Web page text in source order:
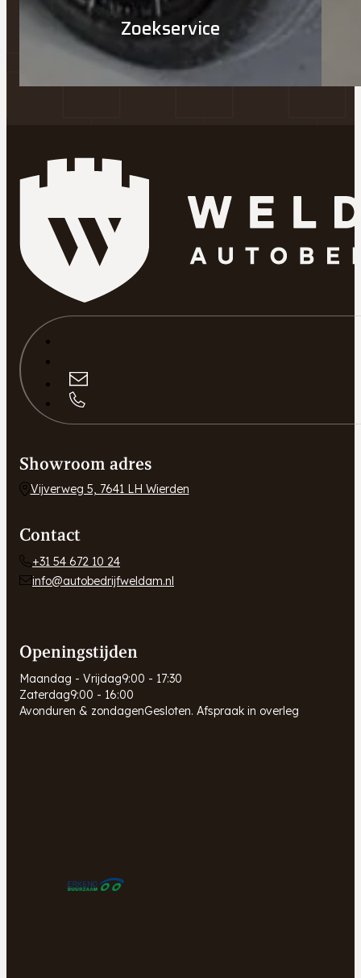
Zoekservice
Showroom adres
Vijverweg 5, 7641 LH Wierden
Contact
+31 54 672 10 24
info@autobedrijfweldam.nl
Openingstijden
Maandag - Vrijdag9:00 - 17:30
Zaterdag9:00 - 16:00
Avonduren & zondagenGesloten. Afspraak in overleg